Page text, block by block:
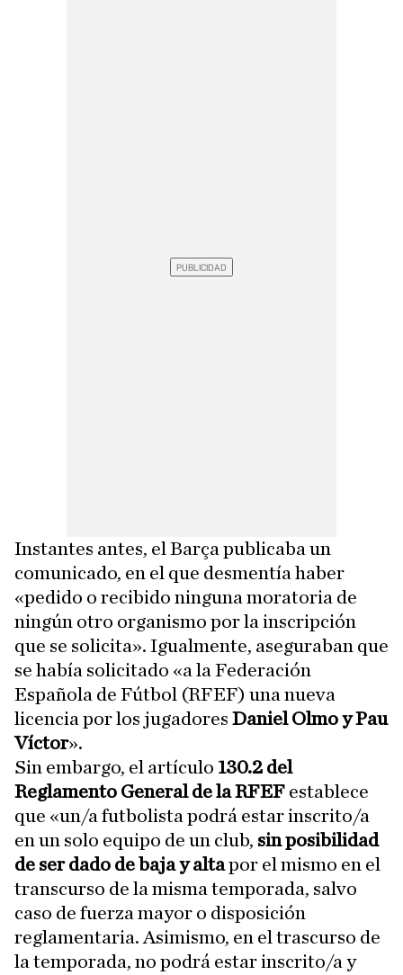
Instantes antes, el Barça publicaba un
comunicado, en el que desmentía haber
«pedido o recibido ninguna moratoria de
ningún otro organismo por la inscripción
que se solicita». Igualmente, aseguraban que
se había solicitado «a la Federación
Española de Fútbol (RFEF) una nueva
licencia por los jugadores Daniel Olmo y Pau
Víctor».
Sin embargo, el artículo 130.2 del
Reglamento General de la RFEF establece
que «un/a futbolista podrá estar inscrito/a
en un solo equipo de un club, sin posibilidad
de ser dado de baja y altapor el mismo en el
transcurso de la misma temporada, salvo
caso de fuerza mayor o disposición
reglamentaria. Asimismo, en el trascurso de
la temporada, no podrá estar inscrito/a y